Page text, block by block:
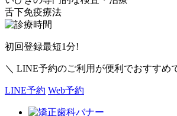
舌下免疫療法
初回登録最短1分!
＼ LINE予約のご利用が便利でおすすめ
LINE予約 Web予約